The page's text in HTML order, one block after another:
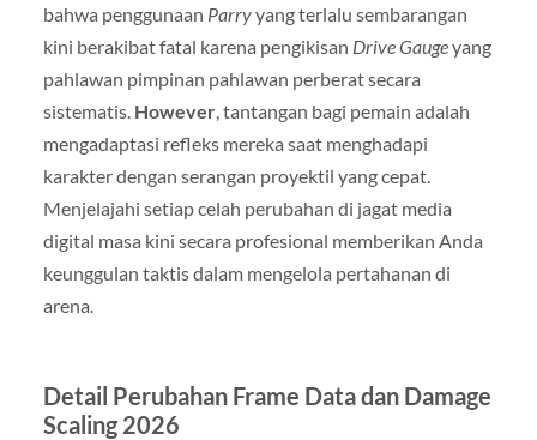
bahwa penggunaan Parryyang terlalu sembarangan
kini berakibat fatal karena pengikisan Drive Gaugeyang
pahlawan pimpinan pahlawan perberat secara
sistematis. However, tantangan bagi pemain adalah
mengadaptasi refleks mereka saat menghadapi
karakter dengan serangan proyektil yang cepat.
Menjelajahi setiap celah perubahan di jagat media
digital masa kini secara profesional memberikan Anda
keunggulan taktis dalam mengelola pertahanan di
arena.
Detail Perubahan Frame Data dan Damage
Scaling 2026